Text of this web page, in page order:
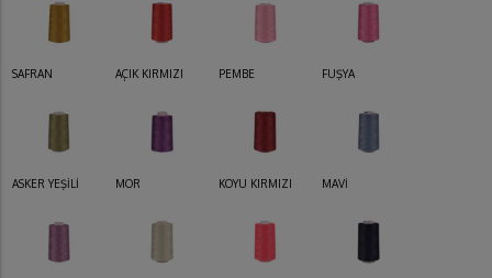
SAFRAN AÇIK KIRMIZI PEMBE FUŞYA
ASKER YEŞİLİ MOR KOYU KIRMIZI MAVİ